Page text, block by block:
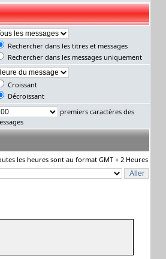
Rechercher dans les titres et messages
Rechercher dans les messages uniquement
Croissant
Décroissant
premiers caractères des
les heures sont au format GMT + 2 Heures